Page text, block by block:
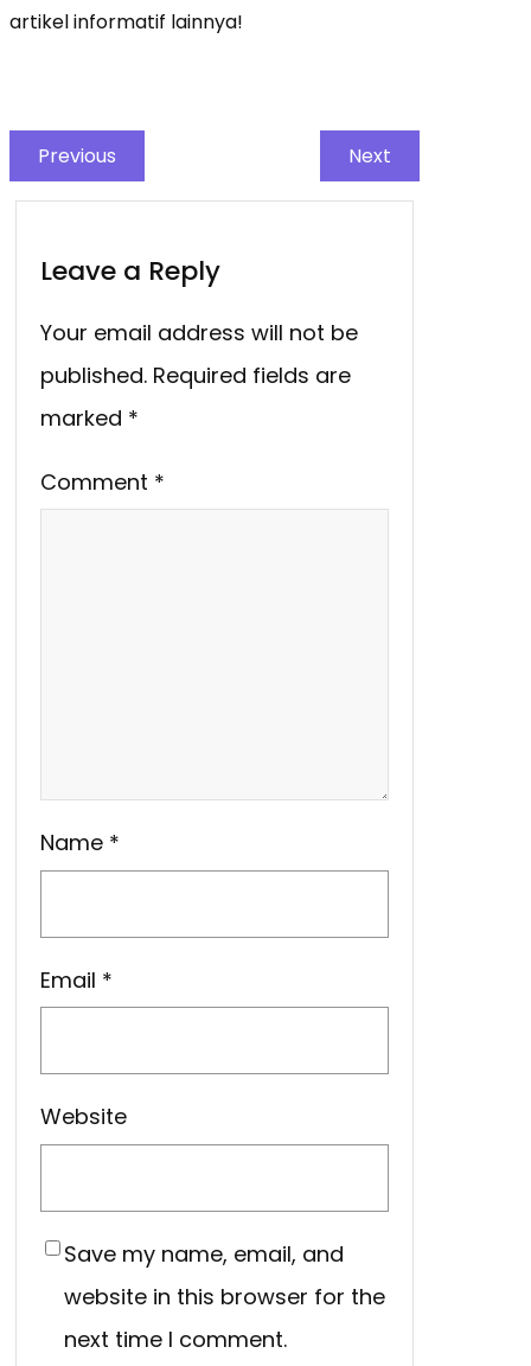
artikel informatif lainnya!
Previous Next
Leave a Reply
Your email address will not be
published. Required fields are
marked *
Comment *
Name *
Email *
Website
Save my name, email, and
website in this browser for the
next time I comment.